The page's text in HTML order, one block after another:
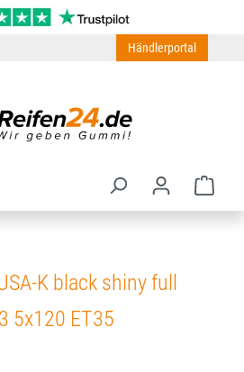
Händlerportal
K black shiny full
5x120 ET35